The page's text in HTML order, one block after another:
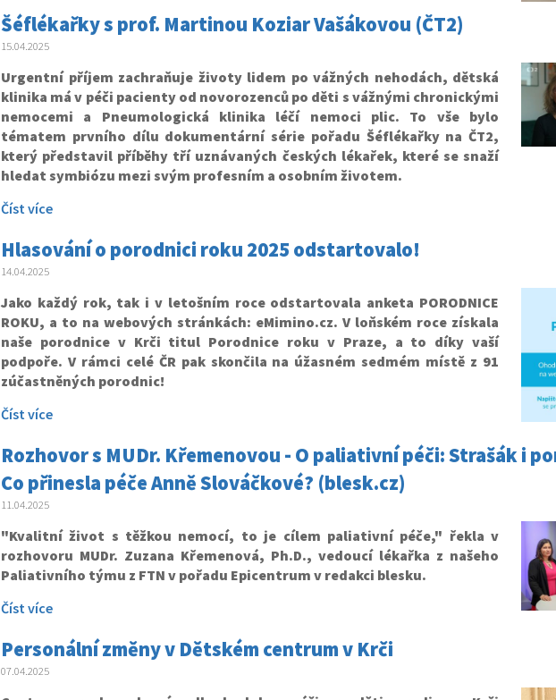
Šéflékařky s prof. Martinou Koziar Vašákovou (ČT2)
15.04.2025
Urgentní příjem zachraňuje životy lidem po vážných nehodách, dětská
klinika má v péči pacienty od novorozenců po děti s vážnými chronickými
nemocemi a Pneumologická klinika léčí nemoci plic. To vše bylo
tématem prvního dílu dokumentární série pořadu Šéflékařky na ČT2,
který představil příběhy tří uznávaných českých lékařek, které se snaží
hledat symbiózu mezi svým profesním a osobním životem.
Číst více
Hlasování o porodnici roku 2025 odstartovalo!
14.04.2025
Jako každý rok, tak i v letošním roce odstartovala anketa PORODNICE
ROKU, a to na webových stránkách: eMimino.cz. V loňském roce získala
naše porodnice v Krči titul Porodnice roku v Praze, a to díky vaší
podpoře. V rámci celé ČR pak skončila na úžasném sedmém místě z 91
zúčastněných porodnic!
Číst více
Rozhovor s MUDr. Křemenovou - O paliativní péči: Strašák i
Co přinesla péče Anně Slováčkové? (blesk.cz)
11.04.2025
"Kvalitní život s těžkou nemocí, to je cílem paliativní péče," řekla v
rozhovoru MUDr. Zuzana Křemenová, Ph.D., vedoucí lékařka z našeho
Paliativního týmu z FTN v pořadu Epicentrum v redakci blesku.
Číst více
Personální změny v Dětském centrum v Krči
07.04.2025